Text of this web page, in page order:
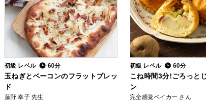
初級 レベル 60分
玉ねぎとベーコンのフラットブレッ
ド
藤野 幸子 先生
初級 レベル 60分
こね時間3分!ごろっと
ン
完全感覚ベイカー さん